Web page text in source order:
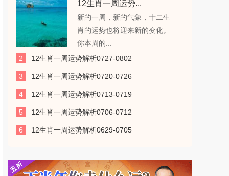
12生肖一周运势...
新的一周，新的气象，十二生
肖的运势也将迎来新的变化。
你本周的...
2
12生肖一周运势解析0727-0802
3 12生肖一周运势解析0720-0726
4 12生肖一周运势解析0713-0719
5 12生肖一周运势解析0706-0712
6 12生肖一周运势解析0629-0705